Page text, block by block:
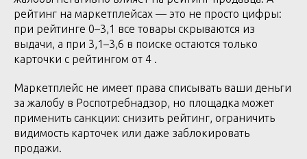
рейтинг на маркетплейсах — это не просто цифры:
при рейтинге 0–3,1 все товары скрываются из
выдачи, а при 3,1–3,6 в поиске остаются только
карточки с рейтингом от 4 .
Маркетплейс не имеет права списывать ваши деньги
за жалобу в Роспотребнадзор, но площадка может
применить санкции: снизить рейтинг, ограничить
видимость карточек или даже заблокировать
продажи.